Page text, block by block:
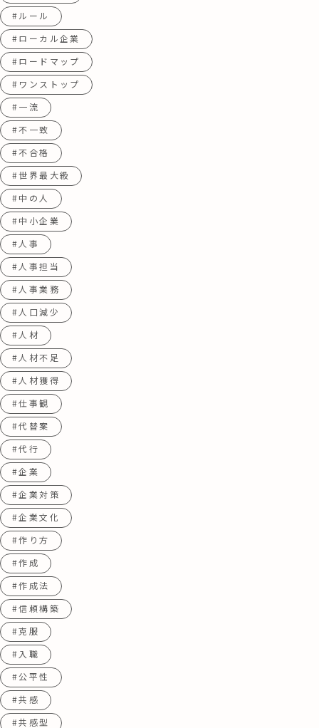
#ルール
#ローカル企業
#ロードマップ
#ワンストップ
#一流
#不一致
#不合格
#世界最大級
#中の人
#中小企業
#人事
#人事担当
#人事業務
#人口減少
#人材
#人材不足
#人材獲得
#仕事観
#代替案
#代行
#企業
#企業対策
#企業文化
#作り方
#作成
#作成法
#信頼構築
#克服
#入職
#公平性
#共感
#共感型